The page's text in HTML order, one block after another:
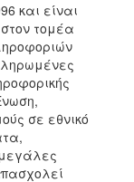
και είναι
τομέα
σε εθνικό